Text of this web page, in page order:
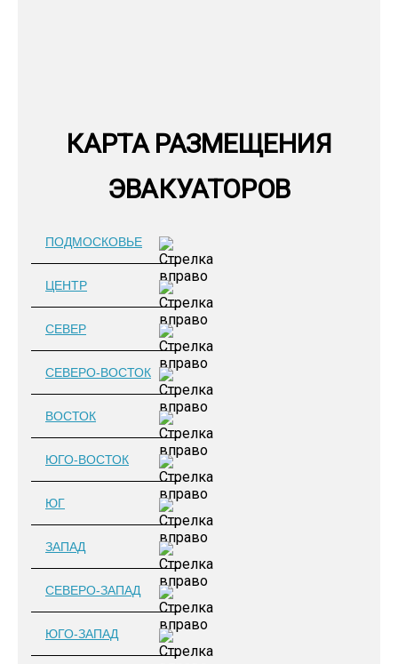
КАРТА РАЗМЕЩЕНИЯ
ЭВАКУАТОРОВ
ПОДМОСКОВЬЕ
ЦЕНТР
СЕВЕР
СЕВЕРО-ВОСТОК
ВОСТОК
ЮГО-ВОСТОК
ЮГ
ЗАПАД
СЕВЕРО-ЗАПАД
ЮГО-ЗАПАД